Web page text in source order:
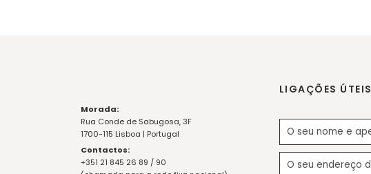
Morada:
Rua Conde de Sabugosa, 3F
1700-115 Lisboa | Portugal
Contactos:
+351 21 845 26 89 / 90
LIGAÇÕES ÚTEIS